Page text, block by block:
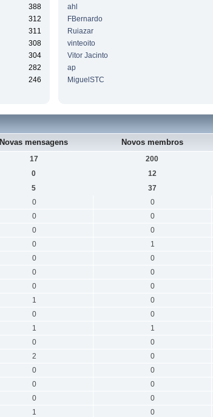
388
312
311
308
304
282
246
ahl
FBernardo
Ruiazar
vinteoito
Vitor Jacinto
ap
MiguelSTC
Novas mensagens Novos membros
17 200
0 12
5 37
0 0
0 0
0 0
0 1
0 0
0 0
0 0
1 0
0 0
1 1
0 0
2 0
0 0
0 0
0 0
1 0